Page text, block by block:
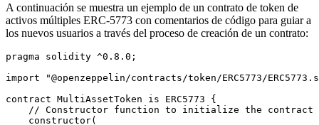
A continuación se muestra un ejemplo de un contrato de token de
activos múltiples ERC-5773 con comentarios de código para guiar a
los nuevos usuarios a través del proceso de creación de un contrato:
pragma solidity ^0.8.0;
import "@openzeppelin/contracts/token/ERC5773/
contract MultiAssetToken is ERC5773 {
    // Constructor function to initialize the contract
    constructor(